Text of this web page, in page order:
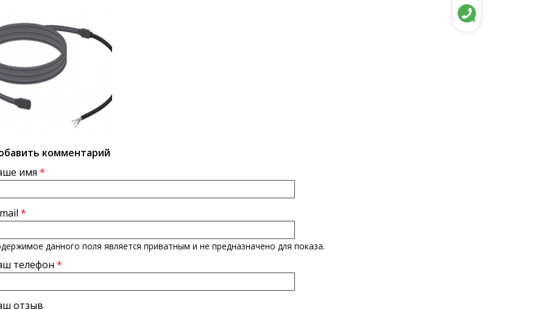
комментарий
имя *
*
данного поля является приватным и не предназначено для показа.
телефон *
отзыв